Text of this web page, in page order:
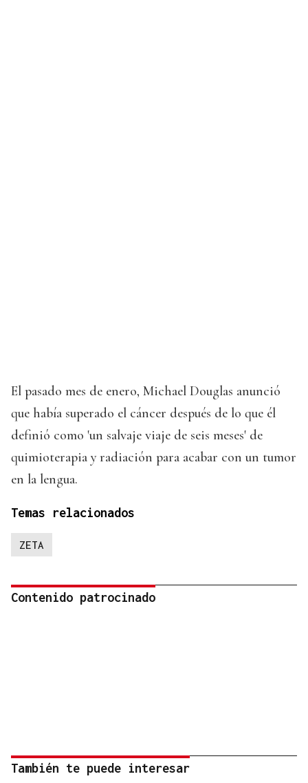
El pasado mes de enero, Michael Douglas anunció
que había superado el cáncer después de lo que él
definió como 'un salvaje viaje de seis meses' de
quimioterapia y radiación para acabar con un tumor
en la lengua.
Temas relacionados
ZETA
Contenido patrocinado
También te puede interesar